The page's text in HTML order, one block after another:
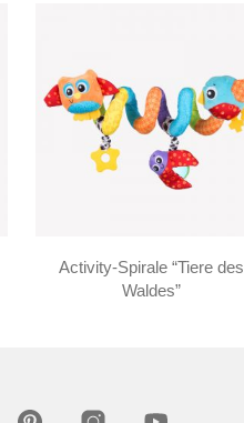
Activity-Spirale “Tiere des
Waldes”